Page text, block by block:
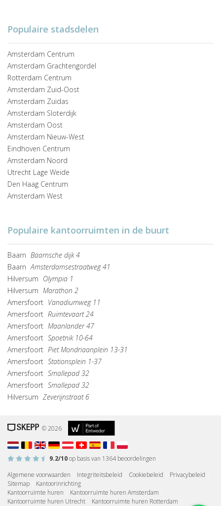
Populaire stadsdelen
Amsterdam Centrum
Amsterdam Grachtengordel
Rotterdam Centrum
Amsterdam Zuid-Oost
Amsterdam Zuidas
Amsterdam Sloterdijk
Amsterdam Oost
Amsterdam Nieuw-West
Eindhoven Centrum
Amsterdam Noord
Utrecht Lage Weide
Den Haag Centrum
Amsterdam West
Populaire kantoorruimten in de buurt
Baarn Baarnsche dijk 4
Baarn Amsterdamsestraatweg 41
Hilversum Olympia 1
Hilversum Marathon 2
Amersfoort Vanadiumweg 11
Amersfoort Ruimtevaart 24
Amersfoort Maanlander 47
Amersfoort Spoetnik 10-64
Amersfoort Piet Mondriaanplein 13-31
Amersfoort Stationsplein 1-37
Amersfoort Smallepad 32
Amersfoort Smallepad 32
Hilversum Zeverijnstraat 6
© 2026
9.2/10op basis van 1364beoordelingen
Algemene voorwaarden
Integriteitsbeleid Cookiebeleid Privacybeleid
Sitemap
Kantoorinrichting
Kantoorruimte huren
Kantoorruimte huren Amsterdam
Kantoorruimte huren Utrecht
Kantoorruimte huren Rotterdam